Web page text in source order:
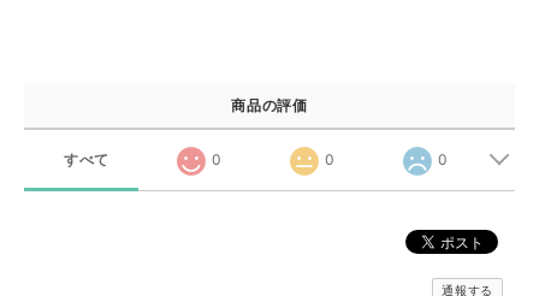
商品の評価
すべて 0 0 0
通報する